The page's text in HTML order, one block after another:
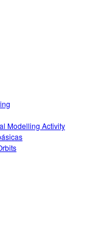
Modelling Activity